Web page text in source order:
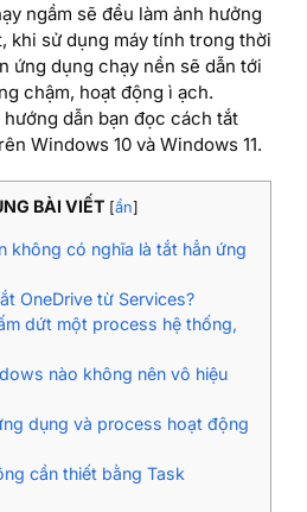
ngầm sẽ đều làm ảnh hưởng
khi sử dụng máy tính trong thời
ứng dụng chạy nền sẽ dẫn tới
chậm, hoạt động ì ạch.
dẫn bạn đọc cách tắt
Windows 10 và Windows 11.
BÀI VIẾT [ẩn]
không có nghĩa là tắt hẳn ứng
OneDrive từ Services?
dứt một process hệ thống,
nào không nên vô hiệu
dụng và process hoạt động
cần thiết bằng Task